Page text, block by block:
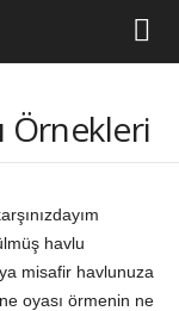
Örnekleri
havlu
misafir havlunuza
oyası örmenin ne